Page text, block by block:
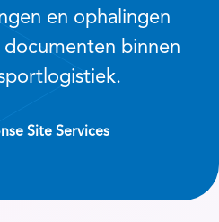
en ophalingen
binnen
Site Services